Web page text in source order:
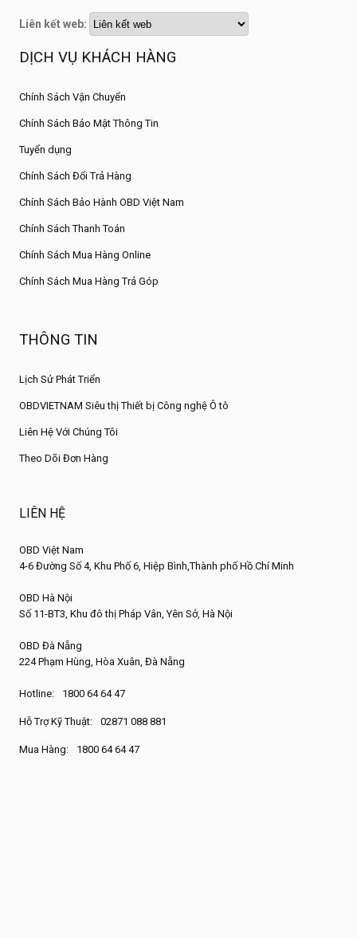
Liên kết web:
DỊCH VỤ KHÁCH HÀNG
Chính Sách Vận Chuyển
Chính Sách Bảo Mật Thông Tin
Tuyển dụng
Chính Sách Đổi Trả Hàng
Chính Sách Bảo Hành OBD Việt Nam
Chính Sách Thanh Toán
Chính Sách Mua Hàng Online
Chính Sách Mua Hàng Trả Góp
THÔNG TIN
Lịch Sử Phát Triển
OBDVIETNAM Siêu thị Thiết bị Công nghệ Ô tô
Liên Hệ Với Chúng Tôi
Theo Dõi Đơn Hàng
LIÊN HỆ
OBD Việt Nam
4-6 Đường Số 4, Khu Phố 6, Hiệp Bình,Thành phố Hồ Chí Minh
OBD Hà Nội
Số 11-BT3, Khu đô thị Pháp Vân, Yên Sở, Hà Nội
OBD Đà Nẵng
224 Phạm Hùng, Hòa Xuân, Đà Nẵng
Hotline: 1800 64 64 47
Hỗ Trợ Kỹ Thuật: 02871 088 881
Mua Hàng: 1800 64 64 47